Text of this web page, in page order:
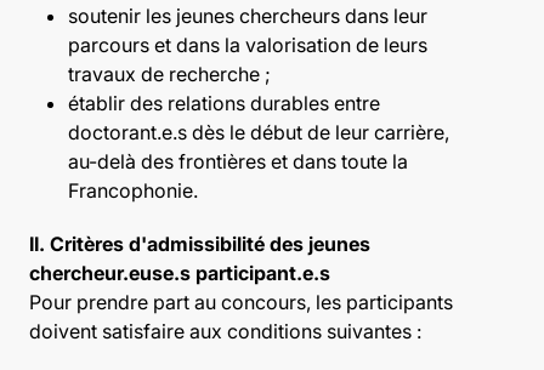
soutenir les jeunes chercheurs dans leur
parcours et dans la valorisation de leurs
travaux de recherche ;
établir des relations durables entre
doctorant.e.s dès le début de leur carrière,
au-delà des frontières et dans toute la
Francophonie.
II. Critères d'admissibilité des jeunes
chercheur.euse.s participant.e.s
Pour prendre part au concours, les participants
doivent satisfaire aux conditions suivantes :